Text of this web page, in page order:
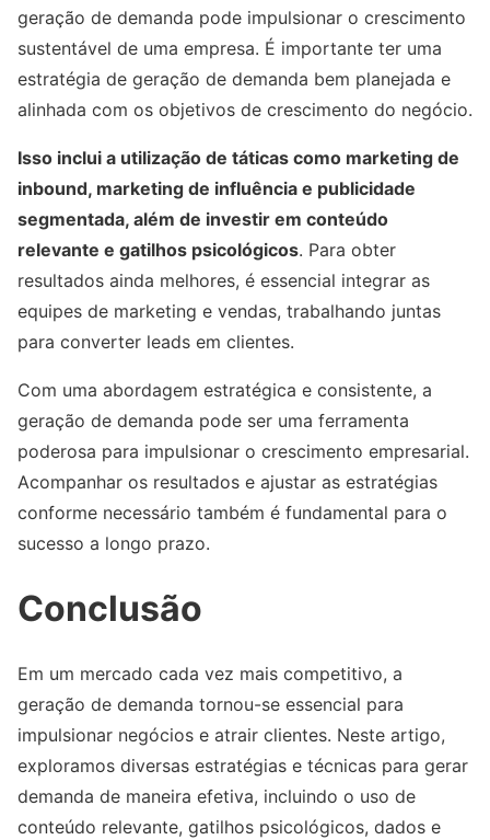
geração de demanda pode impulsionar o crescimento
sustentável de uma empresa. É importante ter uma
estratégia de geração de demanda bem planejada e
alinhada com os objetivos de crescimento do negócio.
Isso inclui a utilização de táticas como marketing de
inbound, marketing de influência e publicidade
segmentada, além de investir em conteúdo
relevante e gatilhos psicológicos. Para obter
resultados ainda melhores, é essencial integrar as
equipes de marketing e vendas, trabalhando juntas
para converter leads em clientes.
Com uma abordagem estratégica e consistente, a
geração de demanda pode ser uma ferramenta
poderosa para impulsionar o crescimento empresarial.
Acompanhar os resultados e ajustar as estratégias
conforme necessário também é fundamental para o
sucesso a longo prazo.
Conclusão
Em um mercado cada vez mais competitivo, a
geração de demanda tornou-se essencial para
impulsionar negócios e atrair clientes. Neste artigo,
exploramos diversas estratégias e técnicas para gerar
demanda de maneira efetiva, incluindo o uso de
conteúdo relevante, gatilhos psicológicos, dados e